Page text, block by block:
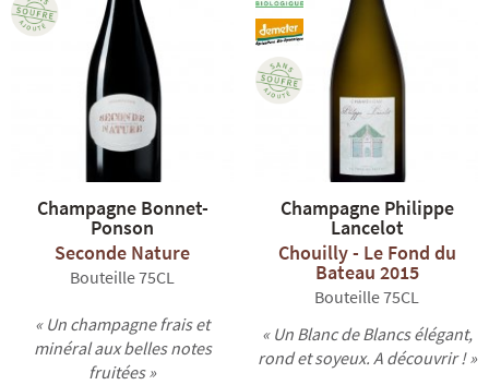
Champagne Bonnet-
Ponson
Seconde Nature
Bouteille 75CL
« Un champagne frais et
minéral aux belles notes
fruitées »
Champagne Philippe
Lancelot
Chouilly - Le Fond du
Bateau 2015
Bouteille 75CL
« Un Blanc de Blancs élégant,
rond et soyeux. A découvrir ! »